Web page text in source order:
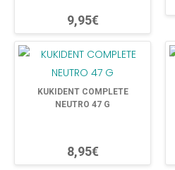
9,95€
KUKIDENT COMPLETE
NEUTRO 47 G
8,95€